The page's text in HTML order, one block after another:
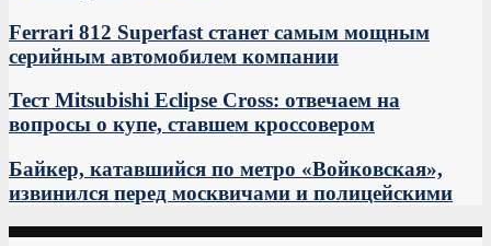
Ferrari 812 Superfast станет самым мощным
серийным автомобилем компании
Тест Mitsubishi Eclipse Cross: отвечаем на
вопросы о купе, ставшем кроссовером
Байкер, катавшийся по метро «Войковская»,
извинился перед москвичами и полицейскими